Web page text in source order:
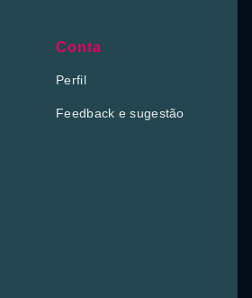
Conta
Perfil
Feedback e sugestão